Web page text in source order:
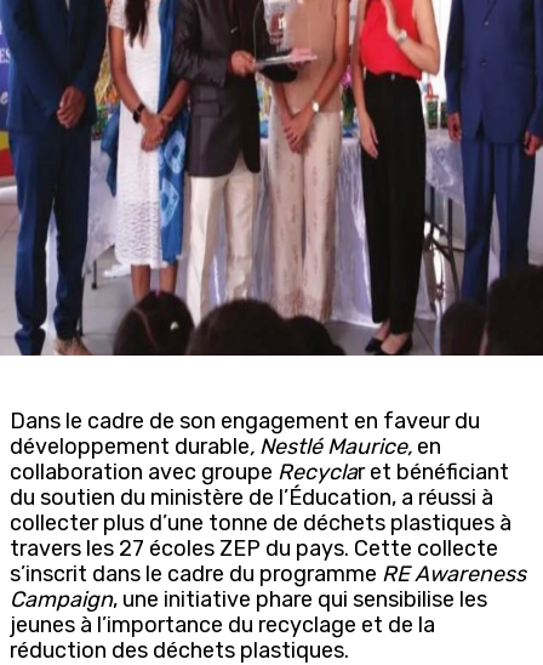
Dans le cadre de son engagement en faveur du
développement durable, Nestlé Maurice, en
collaboration avec groupe Recyclar et bénéficiant
du soutien du ministère de l’Éducation, a réussi à
collecter plus d’une tonne de déchets plastiques à
travers les 27 écoles ZEP du pays. Cette collecte
s’inscrit dans le cadre du programme RE Awareness
Campaign, une initiative phare qui sensibilise les
jeunes à l’importance du recyclage et de la
réduction des déchets plastiques.